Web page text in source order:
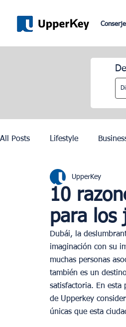
All Posts Lifestyle
Romaníes Dubai
Juegos Olímpicos de París
10
para los
UpperKey
Dubái, la
imaginación con su
muchas personas
también es un
satisfactoria. En esta
de Upperkey
únicas que esta